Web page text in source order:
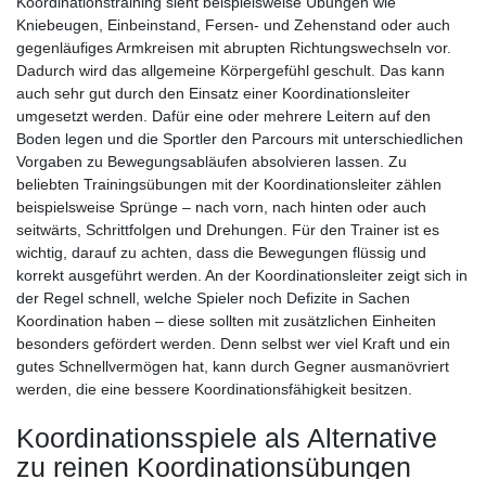
Kniebeugen, Einbeinstand, Fersen- und Zehenstand oder auch
gegenläufiges Armkreisen mit abrupten Richtungswechseln vor.
Dadurch wird das allgemeine Körpergefühl geschult. Das kann
auch sehr gut durch den Einsatz einer Koordinationsleiter
umgesetzt werden. Dafür eine oder mehrere Leitern auf den
Boden legen und die Sportler den Parcours mit unterschiedlichen
Vorgaben zu Bewegungsabläufen absolvieren lassen. Zu
beliebten Trainingsübungen mit der Koordinationsleiter zählen
beispielsweise Sprünge – nach vorn, nach hinten oder auch
seitwärts, Schrittfolgen und Drehungen. Für den Trainer ist es
wichtig, darauf zu achten, dass die Bewegungen flüssig und
korrekt ausgeführt werden. An der Koordinationsleiter zeigt sich in
der Regel schnell, welche Spieler noch Defizite in Sachen
Koordination haben – diese sollten mit zusätzlichen Einheiten
besonders gefördert werden. Denn selbst wer viel Kraft und ein
gutes Schnellvermögen hat, kann durch Gegner ausmanövriert
werden, die eine bessere Koordinationsfähigkeit besitzen.
Koordinationsspiele als Alternative
zu reinen Koordinationsübungen